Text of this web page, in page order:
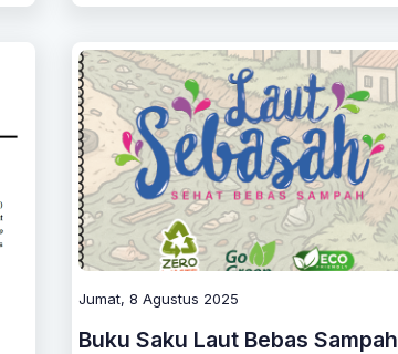
Jumat, 8 Agustus 2025
Buku Saku Laut Bebas Sampah